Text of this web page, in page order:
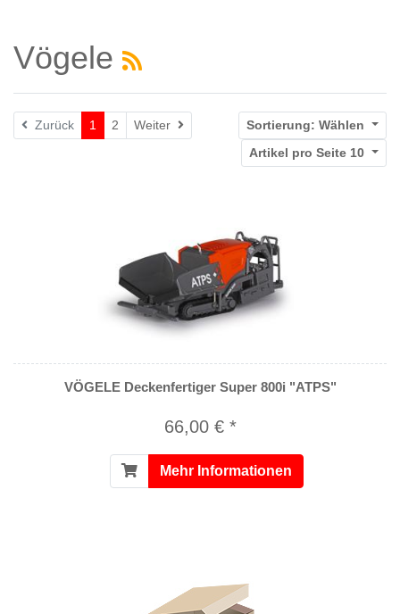
Vögele
Zurück 1 2 Weiter Weiter Sortierung: Wählen
Artikel pro Seite 10
VÖGELE Deckenfertiger Super 800i "ATPS"
66,00 € *
Mehr Informationen